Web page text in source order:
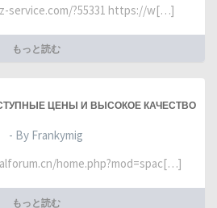
service.com/?55331 https://w[…]
もっと読む
ЦЕНЫ И ВЫСОКОЕ КАЧЕСТВО
- By Frankymig
home.php?mod=spac[…]
もっと読む